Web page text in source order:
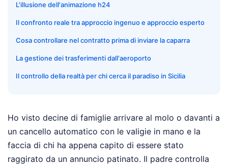
L'illusione dell'animazione h24
Il confronto reale tra approccio ingenuo e approccio esperto
Cosa controllare nel contratto prima di inviare la caparra
La gestione dei trasferimenti dall'aeroporto
Il controllo della realtà per chi cerca il paradiso in Sicilia
Ho visto decine di famiglie arrivare al molo o davanti a
un cancello automatico con le valigie in mano e la
faccia di chi ha appena capito di essere stato
raggirato da un annuncio patinato. Il padre controlla